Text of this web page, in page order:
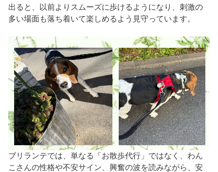
出ると、以前よりスムーズに歩けるようになり、刺激の
多い場面も落ち着いて楽しめるよう見守っています。
ブリランテでは、単なる「お散歩代行」ではなく、わん
こさんの性格や不安サイン、興奮の波を読みながら、安